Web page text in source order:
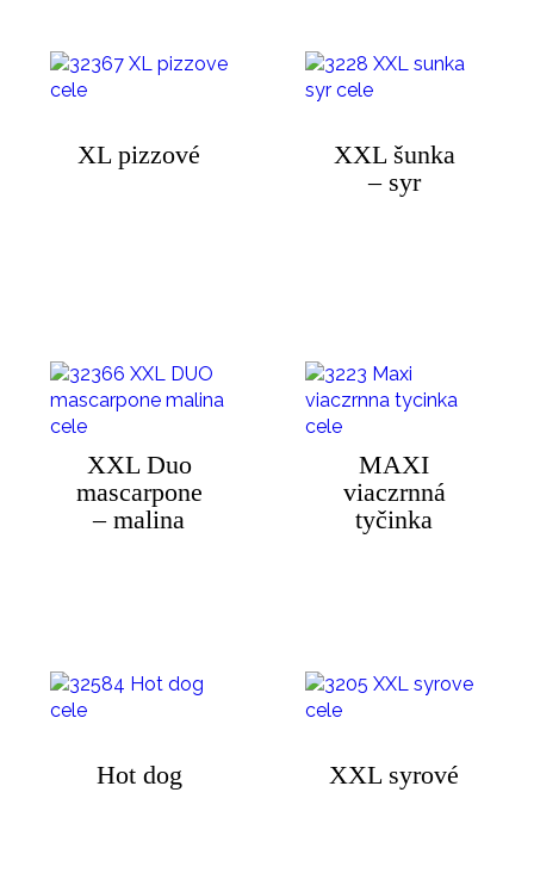
XL pizzové
XXL šunka
– syr
XXL Duo
mascarpone
– malina
MAXI
viaczrnná
tyčinka
Hot dog XXL syrové